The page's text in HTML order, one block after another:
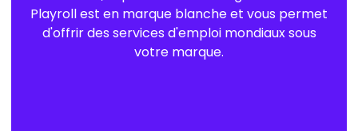
Playroll est en marque blanche et vous permet
d'offrir des services d'emploi mondiaux sous
votre marque.